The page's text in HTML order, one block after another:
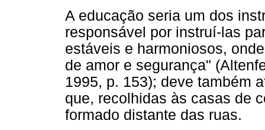
A educação seria um dos
responsável por instruí-las
estáveis e harmoniosos,
de amor e segurança"
1995, p. 153); deve também
que, recolhidas às casas de
formado distante das ruas.